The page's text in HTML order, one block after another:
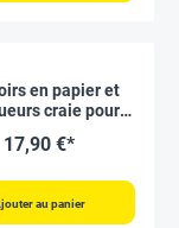
en papier et
craie pour
15 pcs
17,90 €*
au panier